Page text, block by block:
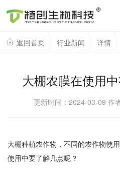
返回首页 行业新闻 详情
大棚农膜在使用
更新时间：2024-03-09 作
大棚种植农作物，不同的农作物使
使用中要了解几点呢？